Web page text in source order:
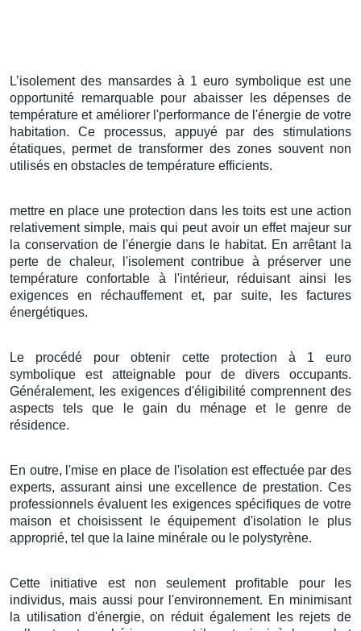
L’isolementdes mansardesà 1 euro symboliqueest une
opportunité remarquablepourabaisser lesdépenses de
températureet améliorerl'performance de l'énergie de votre
habitation. Ce processus, appuyépar desstimulations
étatiques, permet de transformer des zones souvent non
utilisés en obstacles de température efficients.
mettre en place une protection dans les toits est une action
relativement simple, mais qui peut avoir un effet majeur sur
la conservation de l'énergie dans le habitat. En arrêtantla
perte de chaleur, l'isolementcontribue à préserver une
température
confortable à l'intérieur, réduisantainsi les
exigences en réchauffementet, par suite, les factures
énergétiques.
Le procédé pourobtenir cette protection à 1
euro
symbolique est atteignable pour de divers occupants.
Généralement, les exigences d'éligibilité comprennent des
aspects tels que le gain du ménage et le genrede
résidence.
En outre, l'mise en place de l'isolation est effectuéepar des
experts, assurant ainsi uneexcellence de prestation. Ces
professionnels évaluent les exigencesspécifiques de votre
maison etchoisissentleéquipementd'isolation le plus
approprié, tel que la laine minérale ou le polystyrène.
Cette initiative est non seulement profitable pour les
individus, mais aussi pour l'environnement. En minimisant
la utilisation d'énergie, on réduitégalement les rejets de